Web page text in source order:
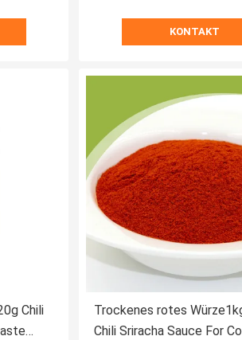
KONTAKT
Chili
Trockenes rotes
Chili Sriracha Sauce For